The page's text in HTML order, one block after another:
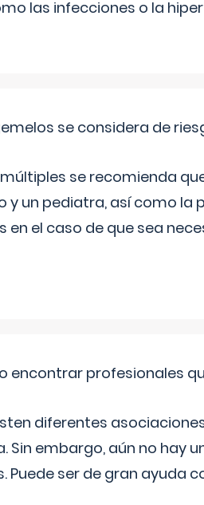
las infecciones o la
se considera de
se recomienda
y un pediatra, así como la
en el caso de que sea
encontrar profesionales
diferentes
Sin embargo, aún no hay
Puede ser de gran ayuda